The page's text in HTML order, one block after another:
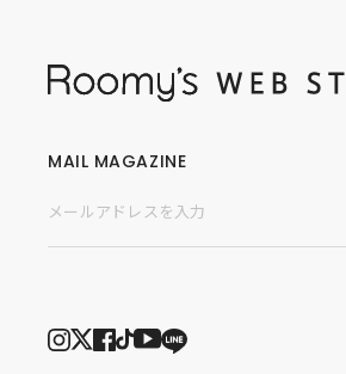
MAIL MAGAZINE